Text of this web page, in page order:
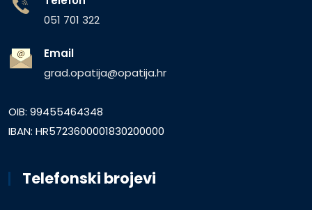
051 701 322
Email
grad.opatija@opatija.hr
OIB: 99455464348
IBAN: HR5723600001830200000
Telefonski brojevi